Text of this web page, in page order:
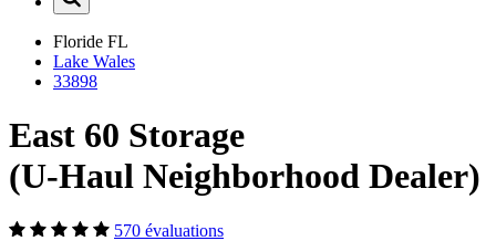
Floride FL
Lake Wales
33898
East 60 Storage
(U-Haul Neighborhood Dealer)
570 évaluations